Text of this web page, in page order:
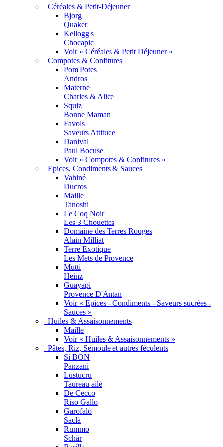
Céréales & Petit-Déjeuner
Bjorg
Quaker
Kellogg's
Chocapic
Voir « Céréales & Petit Déjeuner »
Compotes & Confitures
Pom'Potes
Andros
Materne
Charles & Alice
Squiz
Bonne Maman
Favols
Saveurs Attitude
Danival
Paul Bocuse
Voir « Compotes & Confitures »
Epices, Condiments & Sauces
Vahiné
Ducros
Maille
Tanoshi
Le Coq Noir
Les 3 Chouettes
Domaine des Terres Rouges
Alain Milliat
Terre Exotique
Les Mets de Provence
Mutti
Heinz
Guayapi
Provence D'Antan
Voir « Epices - Condiments - Saveurs sucrées -
Sauces »
Huiles & Assaisonnements
Maille
Voir « Huiles & Assaisonnements »
Pâtes, Riz, Semoule et autres féculents
Si BON
Panzani
Lustucru
Taureau ailé
De Cecco
Riso Gallo
Garofalo
Saclà
Rummo
Schär